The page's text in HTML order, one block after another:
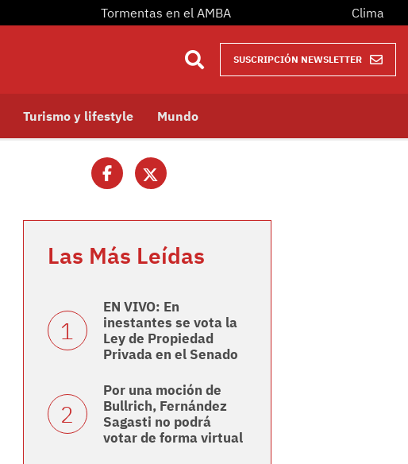
Tormentas en el AMBA Clima
SUSCRIPCIÓN NEWSLETTER
Turismo y lifestyle Mundo
Las Más Leídas
EN VIVO: En
inestantes se vota la
Ley de Propiedad
Privada en el Senado
Por una moción de
Bullrich, Fernández
Sagasti no podrá
votar de forma virtual